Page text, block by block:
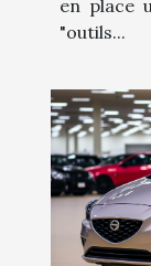
en place
"outils...